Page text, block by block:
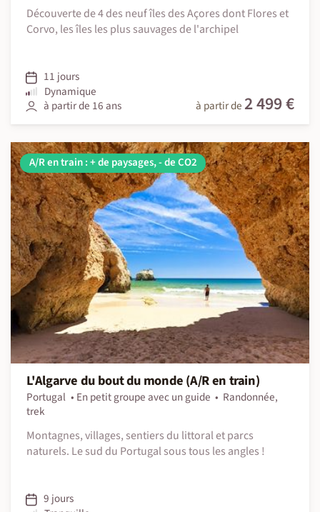
Découverte de 4 des neuf îles des Açores dont Flores et
Corvo, les îles les plus sauvages de l'archipel
11 jours
Dynamique
à partir de 16 ans
à partir de 2 499 €
A/R en train : + de paysages, - de CO2
L'Algarve du bout du monde (A/R en train)
Portugal En petit groupe avec un guide
Randonnée,
trek
Montagnes, villages, sentiers du littoral et parcs
naturels. Le sud du Portugal sous tous les angles !
9 jours